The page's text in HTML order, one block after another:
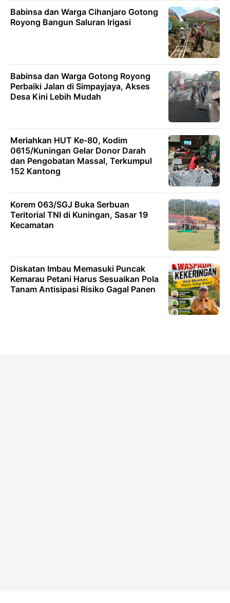
Babinsa dan Warga Cihanjaro Gotong
Royong Bangun Saluran Irigasi
Babinsa dan Warga Gotong Royong
Perbaiki Jalan di Simpayjaya, Akses
Desa Kini Lebih Mudah
Meriahkan HUT Ke-80, Kodim
0615/Kuningan Gelar Donor Darah
dan Pengobatan Massal, Terkumpul
152 Kantong
Korem 063/SGJ Buka Serbuan
Teritorial TNI di Kuningan, Sasar 19
Kecamatan
Diskatan Imbau Memasuki Puncak
Kemarau Petani Harus Sesuaikan Pola
Tanam Antisipasi Risiko Gagal Panen